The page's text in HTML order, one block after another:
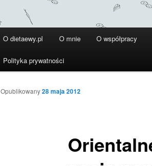
O dietaewy.pl O mnie O współpracy
Polityka prywatności
Opublikowany28 maja 2012